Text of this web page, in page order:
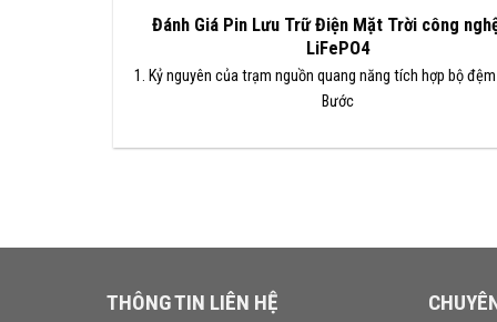
Đánh Giá Pin Lưu Trữ Điện Mặt Trời công
LiFePO4
1. Kỷ nguyên của trạm nguồn quang năng tích hợp bộ
Bước
THÔNG TIN LIÊN HỆ